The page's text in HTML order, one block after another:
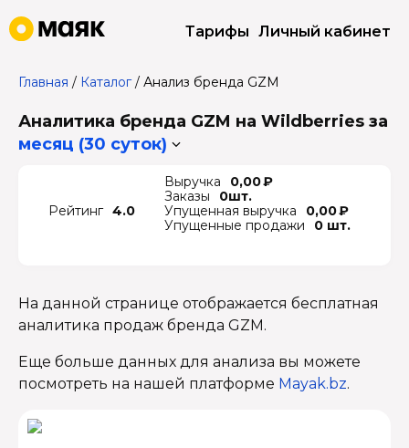
Тарифы Личный кабинет
Главная / Каталог/ Анализ бренда GZM
Аналитика бренда GZM на Wildberries за
месяц (30 суток)
Рейтинг 4.0
Выручка
0,00 ₽
Заказы
0шт.
Упущенная выручка
0,00 ₽
Упущенные продажи
0 шт.
На данной странице отображается бесплатная
аналитика продаж бренда GZM.
Еще больше данных для анализа вы можете
посмотреть на нашей платформе Mayak.bz.